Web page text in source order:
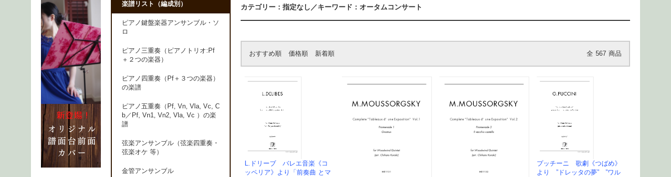
カテゴリー：指定なし／キーワード：オータムコンサート
おすすめ順 価格順 新着順 全 567 商品
L.ドリーブ バレエ音楽《コ
ッペリア》より「前奏曲 とマ
プッチーニ 歌劇《つばめ》
より ”ドレッタの夢” ”ワル
楽譜リスト（編成別）
ピアノ鍵盤楽器アンサンブル・ソ
ロ
ピアノ三重奏（ピアノトリオ:Pf
＋２つの楽器）
ピアノ四重奏（Pf＋３つの楽器）
の楽譜
ピアノ五重奏（Pf, Vn, Vla, Vc, C
b／Pf, Vn1, Vn2, Vla, Vc ）の楽
譜
弦楽アンサンブル（弦楽四重奏・
弦楽オケ 等）
金管アンサンブル